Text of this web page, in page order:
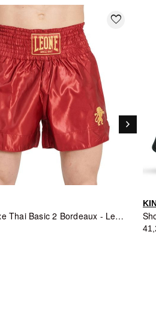
favorite_border
Short de Boxe Thai Basic 2 Bordeaux - Leone1947
Suivant
keyboard_arrow_right